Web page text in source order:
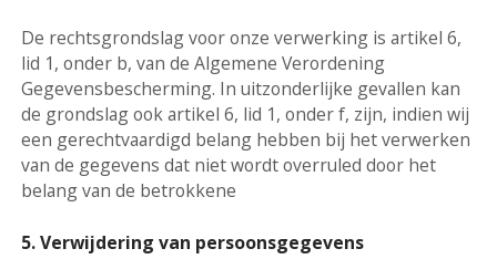
De rechtsgrondslag voor onze verwerking is artikel 6,
lid 1, onder b, van de Algemene Verordening
Gegevensbescherming. In uitzonderlijke gevallen kan
de grondslag ook artikel 6, lid 1, onder f, zijn, indien wij
een gerechtvaardigd belang hebben bij het verwerken
van de gegevens dat niet wordt overruled door het
belang van de betrokkene
5. Verwijdering van persoonsgegevens